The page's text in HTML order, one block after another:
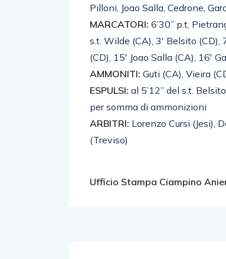
Pilloni, Joao Salla, Cedrone,
MARCATORI: 6’30” p.t.
s.t. Wilde (CA), 3′ Belsito (CD),
(CD), 15′ Joao Salla (CA), 16′
AMMONITI: Guti (CA), Vieira
ESPULSI: al 5’12” del s.t.
per somma di ammonizioni
ARBITRI: Lorenzo Cursi (Jesi),
(Treviso)
Ufficio Stampa Ciampino